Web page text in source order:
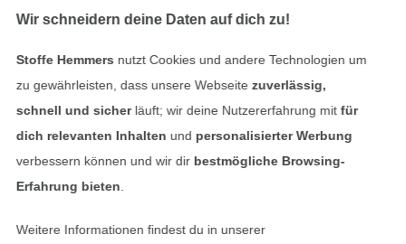
AGB
Datenschutz
Widerrufsrecht
Wir schneidern deine Daten auf dich zu!
Stoffe Hemmers nutzt Cookies und andere Technologien um
zu gewährleisten, dass unsere Webseite zuverlässig,
schnell und sicherläuft; wir deine Nutzererfahrung mitfür
dich relevanten Inhalten und personalisierter Werbung
verbessern können und wir dir bestmögliche Browsing-
Erfahrung bieten
Weitere Informationen findest du in unserer